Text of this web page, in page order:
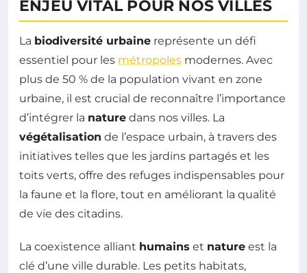
ENJEU VITAL POUR NOS VILLES
La biodiversité urbaine représente un défi
essentiel pour les métropoles modernes. Avec
plus de 50 % de la population vivant en zone
urbaine, il est crucial de reconnaître l’importance
d’intégrer la nature dans nos villes. La
végétalisation de l’espace urbain, à travers des
initiatives telles que les jardins partagés et les
toits verts, offre des refuges indispensables pour
la faune et la flore, tout en améliorant la qualité
de vie des citadins.
La coexistence alliant humains et nature est la
clé d’une ville durable. Les petits habitats,